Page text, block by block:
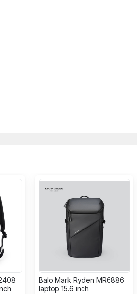
Balo Mark Ryden MR6886
laptop 15.6 inch